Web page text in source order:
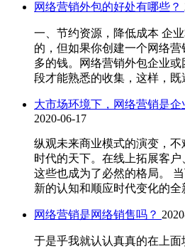
网络营销外包的好处有哪些？
一、节约资源，降低成本 企
的，但如果你创建一个网络
多的钱。网络营销外包企业
段才能熟悉的收集，这样，既
大市场环境下，网络营销是
2020-06-17
纵观未来商业模式的演变，
时代的天下。在线上拓展客户
这些也成为了必然的格局。
新的认知和顺应时代变化的全
网络营销是网络销售吗？
于是乎我就认认真真的在上